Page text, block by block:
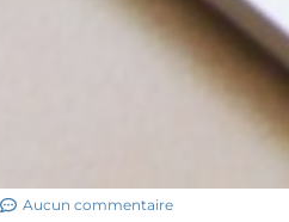
Aucun commentaire